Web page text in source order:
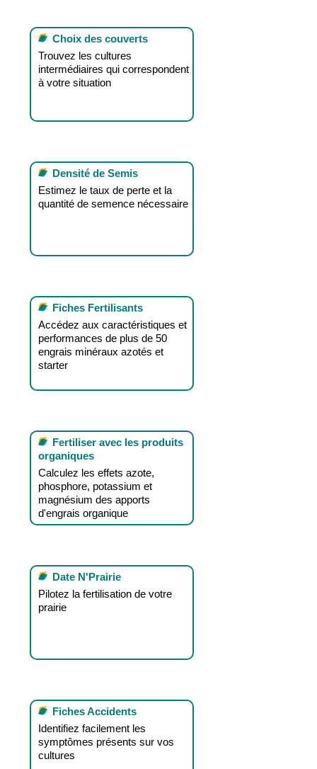
Choix des couverts
Trouvez les cultures
intermédiaires qui correspondent
à votre situation
Densité de Semis
Estimez le taux de perte et la
quantité de semence nécessaire
Fiches Fertilisants
Accédez aux caractéristiques et
performances de plus de 50
engrais minéraux azotés et
starter
Fertiliser avec les produits
organiques
Calculez les effets azote,
phosphore, potassium et
magnésium des apports
d'engrais organique
Date N'Prairie
Pilotez la fertilisation de votre
prairie
Fiches Accidents
Identifiez facilement les
symptômes présents sur vos
cultures